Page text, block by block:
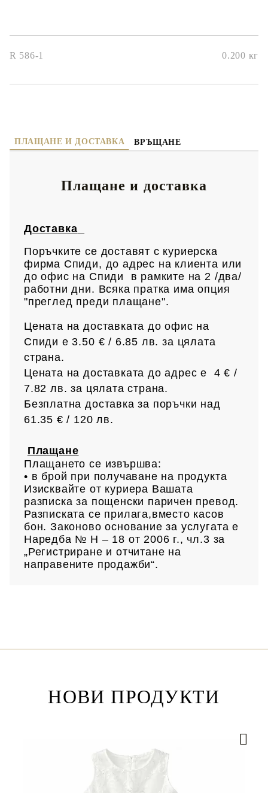
R 586-1 0.200 кг
ПЛАЩАНЕ И ДОСТАВКА ВРЪЩАНЕ
Плащане и доставка
Доставка
Поръчките се доставят с куриерска
фирма Спиди, до адрес на клиента или
до офис на Спиди в рамките на 2 /два/
работни дни. Всяка пратка има опция
"преглед преди плащане".
Цената на доставката до офис на
Спиди е 3.50 € / 6.85 лв.за цялата
страна.
Цената на доставката до адрес е 4 € /
7.82 лв.за цялата страна.
Безплатна доставка за поръчки над
61.35 € / 120 лв.
Плащане
Плащането се извършва:
• в брой при получаване на продукта
Изисквайте от куриера Вашата
разписка за пощенски паричен превод.
Разписката се прилага,вместо касов
бон. Законово основание за услугата е
Наредба № Н – 18 от 2006 г., чл.3 за
„Регистриране и отчитане на
направените продажби“.
НОВИ ПРОДУКТИ